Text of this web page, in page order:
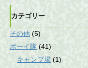
カテゴリー
その他 (5)
ボーイ隊 (41)
キャンプ場 (1)